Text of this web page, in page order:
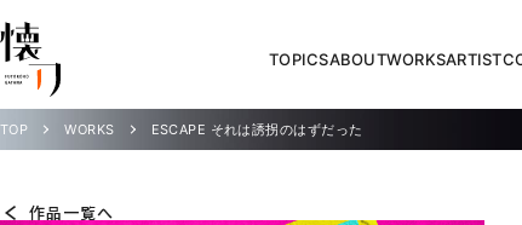
TOPICSABOUTWORKSARTIST
TOP WORKS ESCAPE それは誘拐のはずだった
作品一覧へ